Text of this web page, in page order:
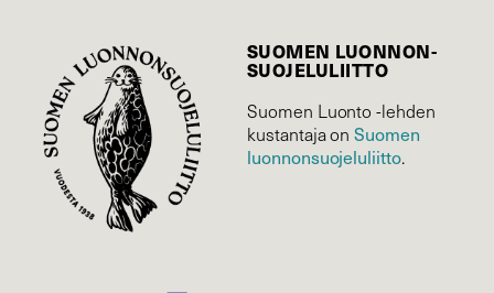
SUOMEN LUONNON­
SUOJELU­LIITTO
Suomen Luonto -lehden
kustantaja onSuomen
luonnonsuojelu­liitto.